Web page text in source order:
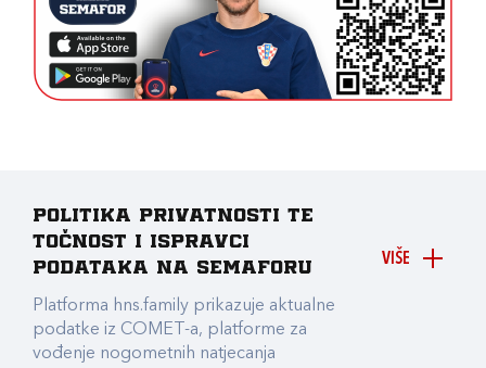
VIŠE
Politika privatnosti te
točnost i ispravci
podataka na Semaforu
Platforma hns.family prikazuje aktualne
podatke iz COMET-a, platforme za
vođenje nogometnih natjecanja